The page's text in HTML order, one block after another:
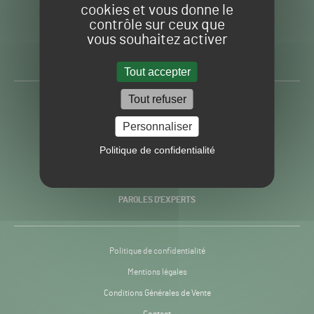
cookies et vous donne le
contrôle sur ceux que
vous souhaitez activer
Tout accepter
Tout refuser
Personnaliser
Politique de confidentialité
Gazon
Sport
H24
-
Toute l’info autour du
PRATIQUES
PAROLES D’EXPERTS
Politique de confidentialité
Mentions légales
Conditions Générales de Vente